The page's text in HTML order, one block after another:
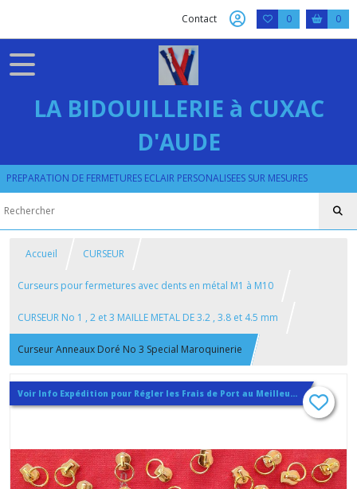
Contact 0 0
LA BIDOUILLERIE à CUXAC
D'AUDE
PREPARATION DE FERMETURES ECLAIR PERSONALISEES SUR MESURES
Accueil CURSEUR
Curseurs pour fermetures avec dents en métal M1 à M10
CURSEUR No 1 , 2 et 3 MAILLE METAL DE 3.2 , 3.8 et 4.5 mm
Curseur Anneaux Doré No 3 Special Maroquinerie
Voir Info Expédition pour Régler les Frais de Port au Meilleur Prix , En haut d'ecran à Droite